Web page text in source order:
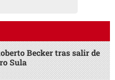
Becker tras salir de
Sula